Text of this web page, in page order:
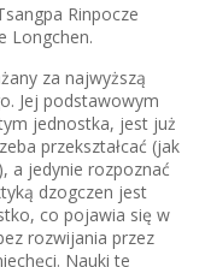
Rinpocze
Longchen.
za najwyższą
Jej podstawowym
jednostka, jest już
przekształcać (jak
a jedynie rozpoznać
dzogczen jest
co pojawia się w
rozwijania przez
Nauki te